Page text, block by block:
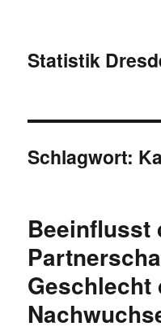
Statistik
Schlagwort:
Beeinflusst
Geschlecht